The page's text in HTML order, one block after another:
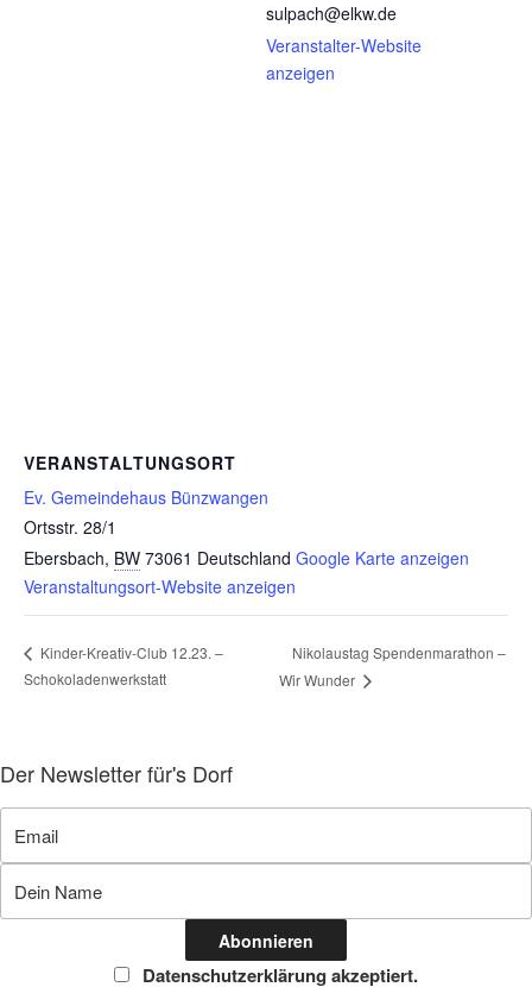
sulpach@elkw.de
Veranstalter-Website
anzeigen
VERANSTALTUNGSORT
Ev. Gemeindehaus Bünzwangen
Ortsstr. 28/1
Ebersbach, BW 73061 Deutschland Google Karte anzeigen
Veranstaltungsort-Website anzeigen
Kinder-Kreativ-Club 12.23. –
Schokoladenwerkstatt
Nikolaustag Spendenmarathon –
Wir Wunder
Der Newsletter für's Dorf
Datenschutzerklärung akzeptiert.